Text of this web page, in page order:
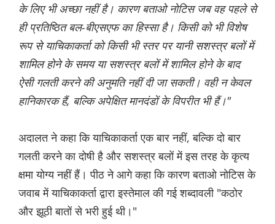
के लिए भी अच्छा नहीं है। कारण बताओ नोटिस जब वह पहले से
ही प्रतिष्ठित बल-बीएसएफ का हिस्सा है। किसी को भी विशेष
रूप से याचिकाकर्ता को किसी भी स्तर पर यानी सशस्त्र बलों में
शामिल होने के समय या सशस्त्र बलों में शामिल होने के बाद
ऐसी गलती करने की अनुमति नहीं दी जा सकती। वही न केवल
हानिकारक हैं, बल्कि अपेक्षित मानदंडों के विपरीत भी हैं।"
अदालत ने कहा कि याचिकाकर्ता एक बार नहीं, बल्कि दो बार
गलती करने का दोषी है और सशस्त्र बलों में इस तरह के कृत्य
क्षमा योग्य नहीं हैं। पीठ ने आगे कहा कि कारण बताओ नोटिस के
जवाब में याचिकाकर्ता द्वारा इस्तेमाल की गई शब्दावली "कठोर
और झूठी बातों से भरी हुई थी।"